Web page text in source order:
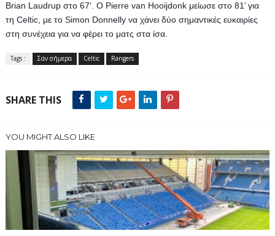
Brian Laudrup στο 67’. Ο Pierre van Hooijdonk μείωσε στο 81’ για
τη Celtic, με το Simon Donnelly να χάνει δύο σημαντικές ευκαιρίες
στη συνέχεια για να φέρει το ματς στα ίσα.
Tags : Σαν σήμερα Celtic Rangers
SHARE THIS
YOU MIGHT ALSO LIKE